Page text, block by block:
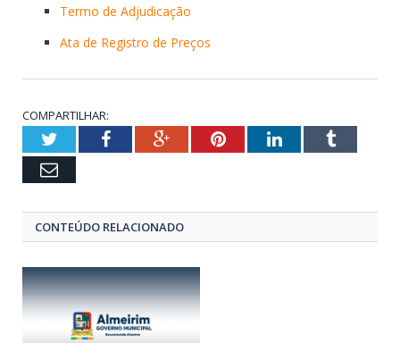
Termo de Adjudicação
Ata de Registro de Preços
COMPARTILHAR:
TwitterFacebookGoogle+PinterestLinkedInTumblr
Email
CONTEÚDO RELACIONADO